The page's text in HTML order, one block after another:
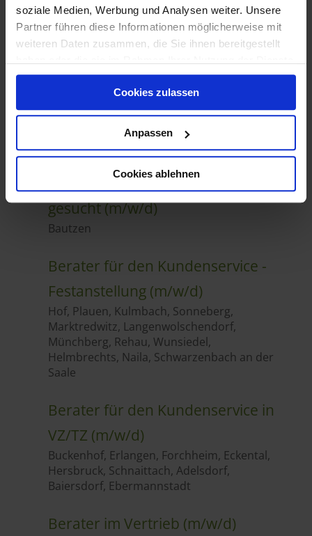
soziale Medien, Werbung und Analysen weiter. Unsere
Partner führen diese Informationen möglicherweise mit
weiteren Daten zusammen, die Sie ihnen bereitgestellt
gesammelt haben.
Cookies zulassen
Anpassen
Cookies ablehnen